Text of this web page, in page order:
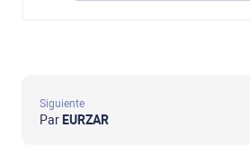
Siguiente
Par EURZAR